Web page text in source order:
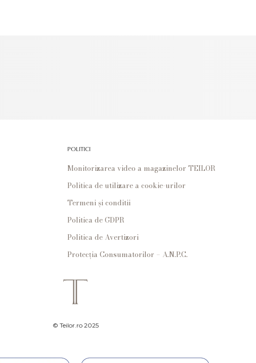
POLITICI
Monitorizarea video a magazinelor TEILOR
Politica de utilizare a cookie-urilor
Termeni și conditii
Politica de GDPR
Politica de Avertizori
Protecția Consumatorilor – A.N.P.C.
© Teilor.ro 2025